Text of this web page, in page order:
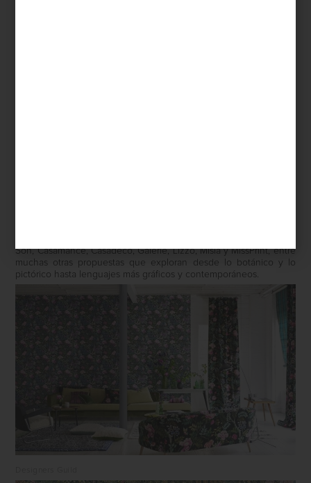
Son, Casamance, Casadeco, Galerie, Lizzo, Misia y MissPrint, entre
muchas otras propuestas que exploran desde lo botánico y lo
pictórico hasta lenguajes más gráficos y contemporáneos.